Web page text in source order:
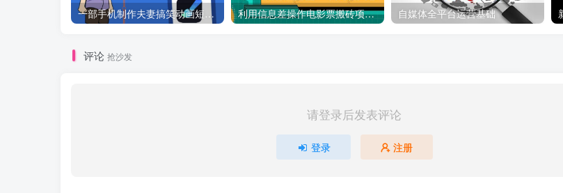
一部手机制作夫妻搞笑动画短视频教程，零基础也能快速上手 利用信息差操作电影票搬砖项目 有流量即可轻松月赚1W+ 自媒体全平台运营基础
评论 抢沙发
请登录后发表评论
登录 注册